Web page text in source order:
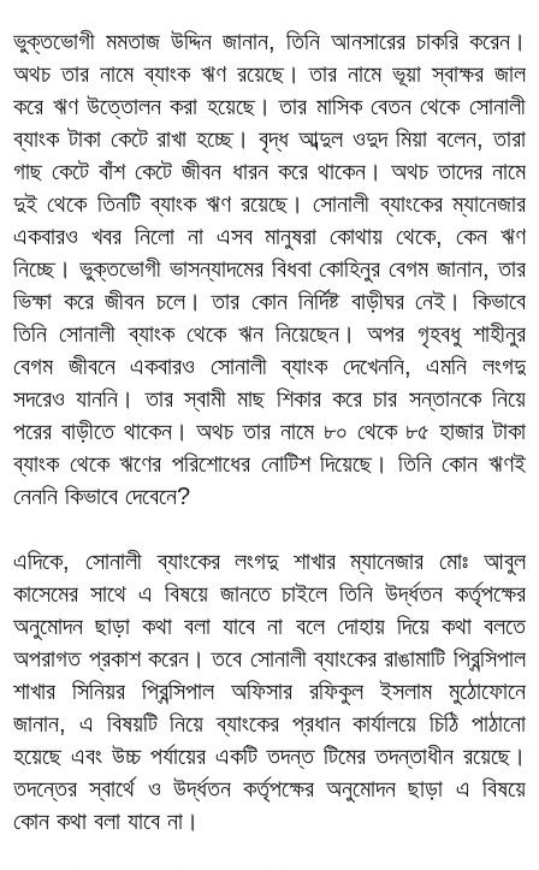
ভুক্তভোগী মমতাজ উদ্দিন জানান, তিনি আনসারের চাকরি করেন।
অথচ তার নামে ব্যাংক ঋণ রয়েছে। তার নামে ভূয়া স্বাক্ষর জাল
করে ঋণ উত্তোলন করা হয়েছে। তার মাসিক বেতন থেকে সোনালী
ব্যাংক টাকা কেটে রাখা হচ্ছে। বৃদ্ধ আব্দুল ওদুদ মিয়া বলেন, তারা
গাছ কেটে বাঁশ কেটে জীবন ধারন করে থাকেন। অথচ তাদের নামে
দুই থেকে তিনটি ব্যাংক ঋণ রয়েছে। সোনালী ব্যাংকের ম্যানেজার
একবারও খবর নিলো না এসব মানুষরা কোথায় থেকে, কেন ঋণ
নিচ্ছে। ভুক্তভোগী ভাসন্যাদমের বিধবা কোহিনুর বেগম জানান, তার
ভিক্ষা করে জীবন চলে। তার কোন নির্দিষ্ট বাড়ীঘর নেই। কিভাবে
তিনি সোনালী ব্যাংক থেকে ঋন নিয়েছেন। অপর গৃহবধু শাহীনুর
বেগম জীবনে একবারও সোনালী ব্যাংক দেখেননি, এমনি লংগদু
সদরেও যাননি। তার স্বামী মাছ শিকার করে চার সন্তানকে নিয়ে
পরের বাড়ীতে থাকেন। অথচ তার নামে ৮০ থেকে ৮৫ হাজার টাকা
ব্যাংক থেকে ঋণের পরিশোধের নোটিশ দিয়েছে। তিনি কোন ঋণই
নেননি কিভাবে দেবেনে?
এদিকে, সোনালী ব্যাংকের লংগদু শাখার ম্যানেজার মোঃ আবুল
কাসেমের সাথে এ বিষয়ে জানতে চাইলে তিনি উর্দ্ধতন কর্তৃপক্ষের
অনুমোদন ছাড়া কথা বলা যাবে না বলে দোহায় দিয়ে কথা বলতে
অপরাগত প্রকাশ করেন। তবে সোনালী ব্যাংকের রাঙামাটি প্রিন্সিপাল
শাখার সিনিয়র প্রিন্সিপাল অফিসার রফিকুল ইসলাম মুঠোফোনে
জানান, এ বিষয়টি নিয়ে ব্যাংকের প্রধান কার্যালয়ে চিঠি পাঠানো
হয়েছে এবং উচ্চ পর্যায়ের একটি তদন্ত টিমের তদন্তাধীন রয়েছে।
তদন্তের স্বার্থে ও উর্দ্ধতন কর্তৃপক্ষের অনুমোদন ছাড়া এ বিষয়ে
কোন কথা বলা যাবে না।